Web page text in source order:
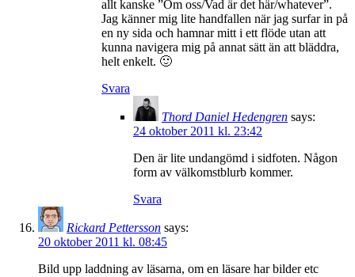
allt kanske ”Om oss/Vad är det här/whatever”.
Jag känner mig lite handfallen när jag surfar in på
en ny sida och hamnar mitt i ett flöde utan att
kunna navigera mig på annat sätt än att bläddra,
helt enkelt. 🙂
Svara
Thord Daniel Hedengren says:
24 oktober 2011 kl. 23:42
Den är lite undangömd i sidfoten. Någon
form av välkomstblurb kommer.
Svara
Rickard Pettersson says:
20 oktober 2011 kl. 08:45
Bild upp laddning av läsarna, om en läsare har bilder etc